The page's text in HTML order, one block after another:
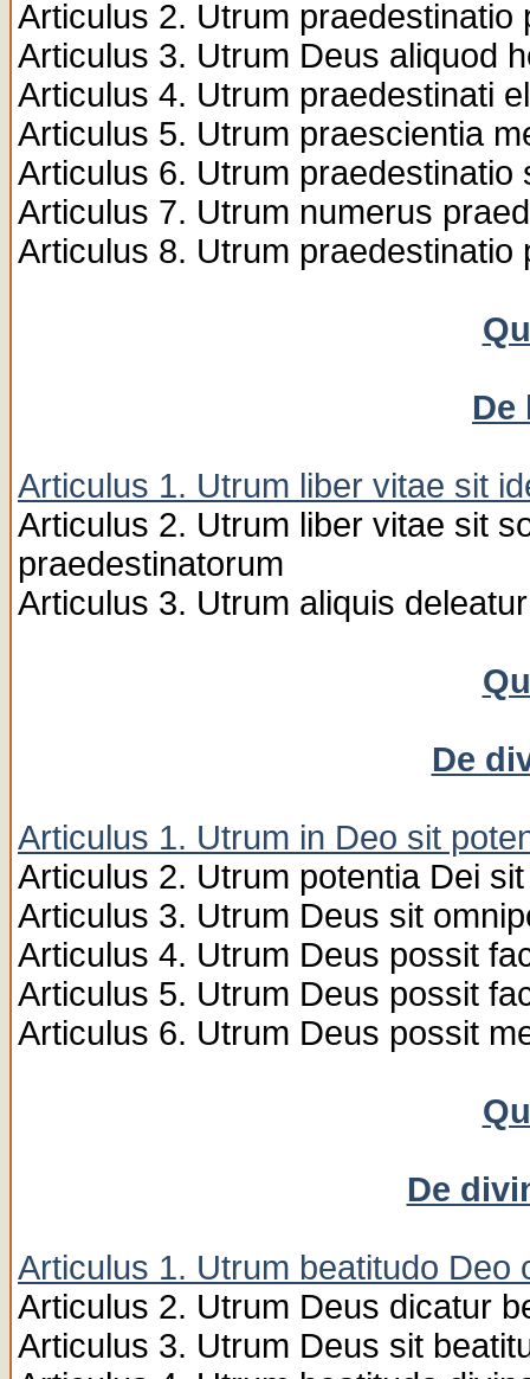
Articulus 2. Utrum praedestinatio
Articulus 3. Utrum Deus aliquod
Articulus 4. Utrum praedestinati
Articulus 5. Utrum praescientia
Articulus 6. Utrum praedestinatio
Articulus 7. Utrum numerus
Articulus 8. Utrum
De
Articulus 1. Utrum liber vitae sit
Articulus 2. Utrum liber vitae sit
praedestinatorum
Articulus 3. Utrum aliquis
De
Articulus 1. Utrum in Deo sit
Articulus 2. Utrum potentia Dei
Articulus 3. Utrum Deus sit
Articulus 4. Utrum Deus possit
Articulus 5. Utrum Deus possit
Articulus 6. Utrum Deus possit
De
Articulus 1. Utrum beatitudo Deo
Articulus 2. Utrum Deus dicatur
Articulus 3. Utrum Deus sit